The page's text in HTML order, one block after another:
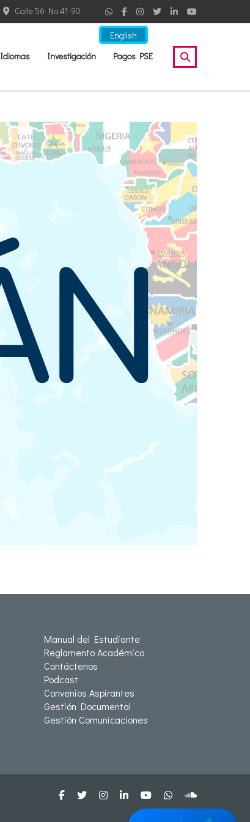
English
Calle 56 No 41-90
Idiomas Investigación Pagos PSE
Manual del Estudiante
Reglamento Académico
Contáctenos
Podcast
Convenios Aspirantes
Gestión Documental
Gestión Comunicaciones